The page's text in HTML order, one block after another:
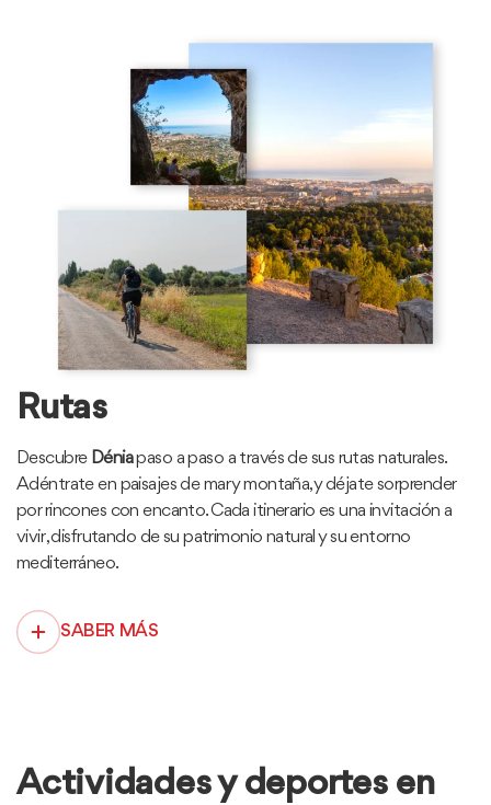
Rutas
Descubre Déniapaso a paso a través de sus rutas naturales.
Adéntrate en paisajes de mar y montaña, y déjate sorprender
por rincones con encanto. Cada itinerario es una invitación a
vivir , disfrutando de su patrimonio natural y su entorno
mediterráneo.
SABER MÁS
Actividades y deportes en